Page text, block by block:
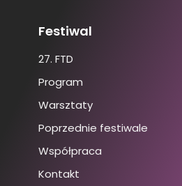
Festiwal
27. FTD
Program
Warsztaty
Poprzednie festiwale
Współpraca
Kontakt